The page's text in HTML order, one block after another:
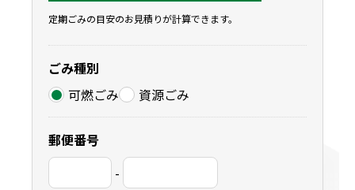
定期ごみの目安のお見積りが計算できます。
ごみ種別
可燃ごみ
資源ごみ
郵便番号
-